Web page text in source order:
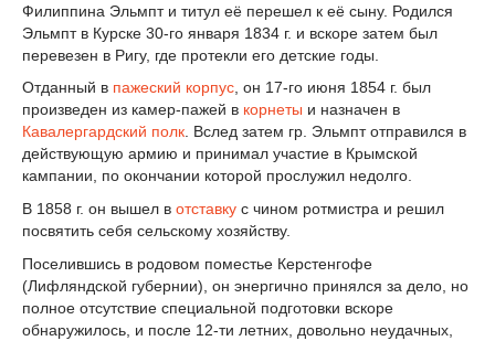
Филиппина Эльмпт и титул её перешел к её сыну. Родился
Эльмпт в Курске 30-го января 1834 г. и вскоре затем был
перевезен в Ригу, где протекли его детские годы.
Отданный в пажеский корпус, он 17-го июня 1854 г. был
произведен из камер-пажей в корнеты и назначен в
Кавалергардский полк. Вслед затем гр. Эльмпт отправился в
действующую армию и принимал участие в Крымской
кампании, по окончании которой прослужил недолго.
В 1858 г. он вышел в отставку с чином ротмистра и решил
посвятить себя сельскому хозяйству.
Поселившись в родовом поместье Керстенгофе
(Лифляндской губернии), он энергично принялся за дело, но
полное отсутствие специальной подготовки вскоре
обнаружилось, и после 12-ти летних, довольно неудачных,